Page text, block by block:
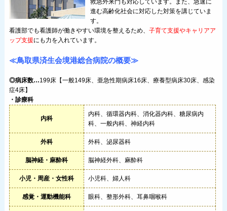
救急外来門も対応しています。また、急速に
進む高齢化社会に対応した対策を講じていま
す。
看護部でも看護師が働きやすい環境を整えるため、 子育て支援やキャリアア
ップ支援にも力を入れています。
≪鳥取県済生会境港総合病院の概要≫
◎病床数…199床【一般149床、亜急性期病床16床、療養型病床30床、感染
症4床】
・診療科
内科
内科、循環器内科、消化器内科、糖尿病内
科、一般内科、神経内科
外科 外科、泌尿器科
脳神経・麻酔科 脳神経外科、麻酔科
小児・周産・女性科 小児科、婦人科
感覚・運動機能科 眼科、整形外科、耳鼻咽喉科